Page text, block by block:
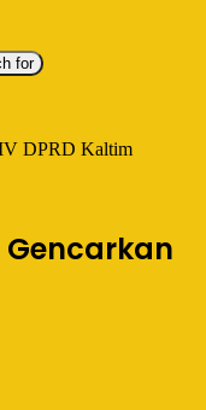
for
DPRD Kaltim
Gencarkan